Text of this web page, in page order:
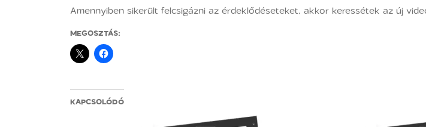
Amennyiben sikerült felcsigázni az érdeklődéseteket, akkor keressétek az új
MEGOSZTÁS:
KAPCSOLÓDÓ